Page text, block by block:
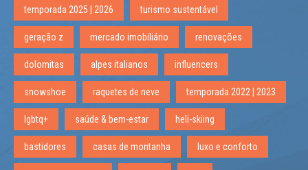
temporada 2025 | 2026 turismo sustentável
geração z mercado imobiliário renovações
dolomitas alpes italianos influencers
snowshoe raquetes de neve temporada 2022 | 2023
lgbtq+ saúde & bem-estar heli-skiing
bastidores casas de montanha luxo e conforto